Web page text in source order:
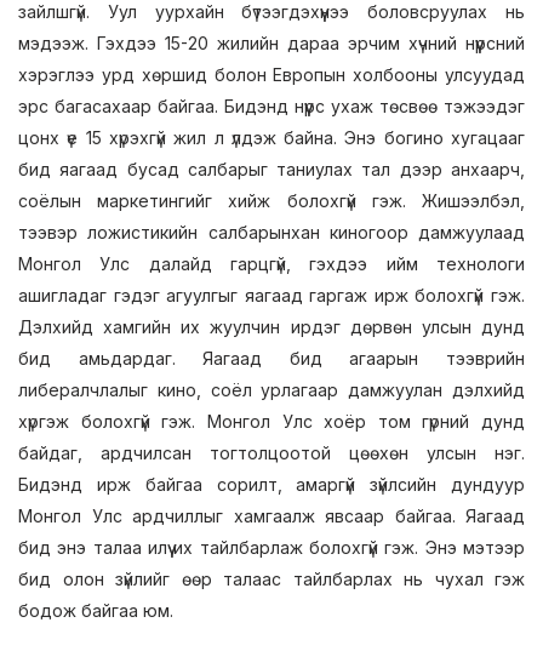
зайлшгүй. Уул уурхайн бүтээгдэхүүнээ боловсруулах нь
мэдээж. Гэхдээ 15-20 жилийн дараа эрчим хүчний нүүрсний
хэрэглээ урд хөршид болон Европын холбооны улсуудад
эрс багасахаар байгаа. Бидэнд нүүрс ухаж төсвөө тэжээдэг
цонх үе 15 хүрэхгүй жил л үлдэж байна. Энэ богино хугацааг
бид яагаад бусад салбарыг таниулах тал дээр анхаарч,
соёлын маркетингийг хийж болохгүй гэж. Жишээлбэл,
тээвэр ложистикийн салбарынхан киногоор дамжуулаад
Монгол Улс далайд гарцгүй, гэхдээ ийм технологи
ашигладаг гэдэг агуулгыг яагаад гаргаж ирж болохгүй гэж.
Дэлхийд хамгийн их жуулчин ирдэг дөрвөн улсын дунд
бид амьдардаг. Яагаад бид агаарын тээврийн
либералчлалыг кино, соёл урлагаар дамжуулан дэлхийд
хүргэж болохгүй гэж. Монгол Улс хоёр том гүрний дунд
байдаг, ардчилсан тогтолцоотой цөөхөн улсын нэг.
Бидэнд ирж байгаа сорилт, амаргүй зүйлсийн дундуур
Монгол Улс ардчиллыг хамгаалж явсаар байгаа. Яагаад
бид энэ талаа илүү их тайлбарлаж болохгүй гэж. Энэ мэтээр
бид олон зүйлийг өөр талаас тайлбарлах нь чухал гэж
бодож байгаа юм.